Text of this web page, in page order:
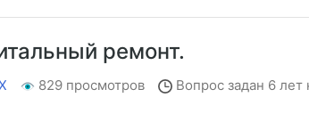
ремонт.
829 просмотров Вопрос задан 6 лет